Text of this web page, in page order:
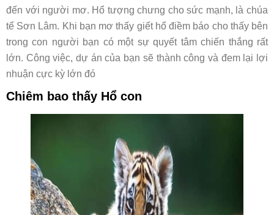
đến với người mơ. Hổ tượng chưng cho sức mạnh, là chúa
tể Sơn Lâm. Khi bạn mơ thấy giết hổ điềm báo cho thấy bên
trong con người bạn có một sự quyết tâm chiến thắng rất
lớn. Công việc, dự án của bạn sẽ thành công và đem lại lợi
nhuận cực kỳ lớn đó
Chiêm bao thấy Hổ con